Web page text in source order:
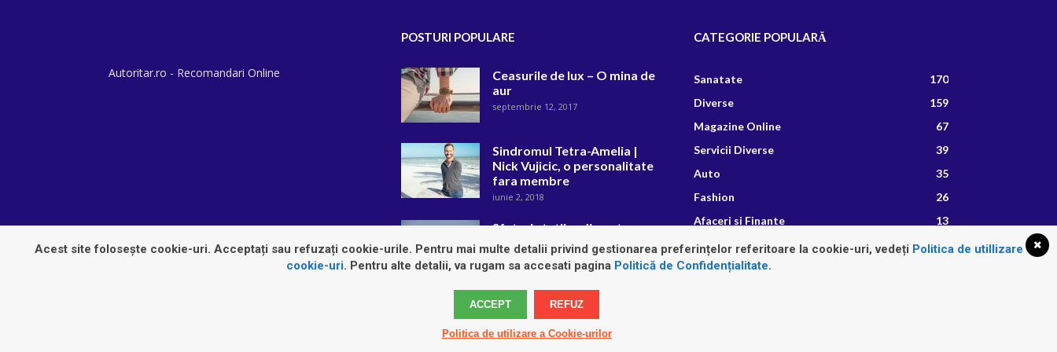
Autoritar.ro - Recomandari Online
POSTURI POPULARE
Ceasurile de lux – O mina de
aur
septembrie 12, 2017
Sindromul Tetra-Amelia |
Nick Vujicic, o personalitate
fara membre
iunie 2, 2018
Sfaturi statii radio auto
februarie 13, 2019
CATEGORIE POPULARĂ
Sanatate
170
Diverse
159
Magazine Online
67
Servicii Diverse
39
Auto
35
Fashion
26
Afaceri si Finante
13
Retete Culinare
8
Home
Acest site folosește cookie-uri. Acceptați sau refuzați cookie-urile. Pentru mai multe detalii privind gestionarea preferințelor referitoare la cookie-uri, vedeți Politica de utillizare
cookie-uri. Pentru alte detalii, va rugam sa accesati pagina Politică de Confidențialitate.
ACCEPT REFUZ
Politica de utilizare a Cookie-urilor